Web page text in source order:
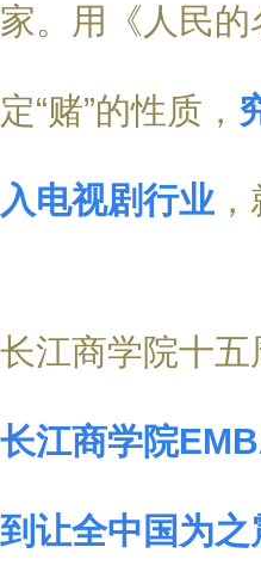
家。用《人民
定“赌”的性质，
入电视剧行业
长江商学院十
长江商学院
到让全中国为之